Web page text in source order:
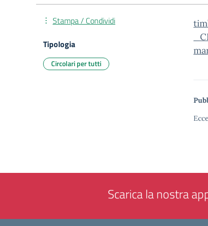
Stampa / Condividi
Tipologia
Circolari per tutti
Scarica la nostra